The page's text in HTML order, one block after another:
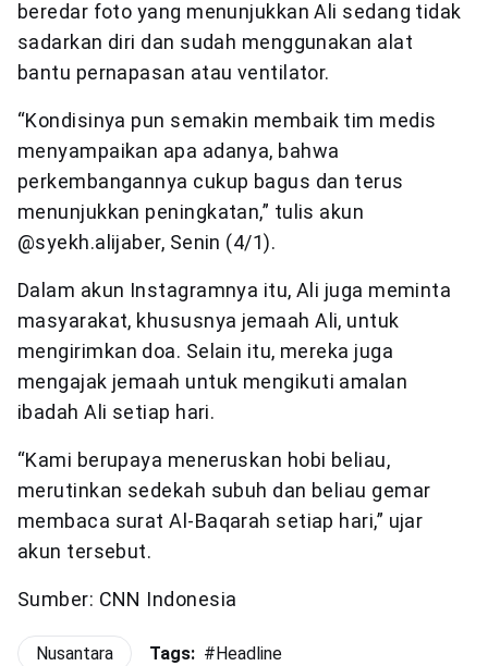
beredar foto yang menunjukkan Ali sedang tidak
sadarkan diri dan sudah menggunakan alat
bantu pernapasan atau ventilator.
“Kondisinya pun semakin membaik tim medis
menyampaikan apa adanya, bahwa
perkembangannya cukup bagus dan terus
menunjukkan peningkatan,” tulis akun
@syekh.alijaber, Senin (4/1).
Dalam akun Instagramnya itu, Ali juga meminta
masyarakat, khususnya jemaah Ali, untuk
mengirimkan doa. Selain itu, mereka juga
mengajak jemaah untuk mengikuti amalan
ibadah Ali setiap hari.
“Kami berupaya meneruskan hobi beliau,
merutinkan sedekah subuh dan beliau gemar
membaca surat Al-Baqarah setiap hari,” ujar
akun tersebut.
Sumber: CNN Indonesia
Nusantara Tags: # Headline